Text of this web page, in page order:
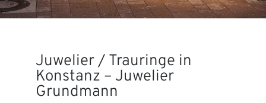
Juwelier / Trauringe in
Konstanz – Juwelier
Grundmann